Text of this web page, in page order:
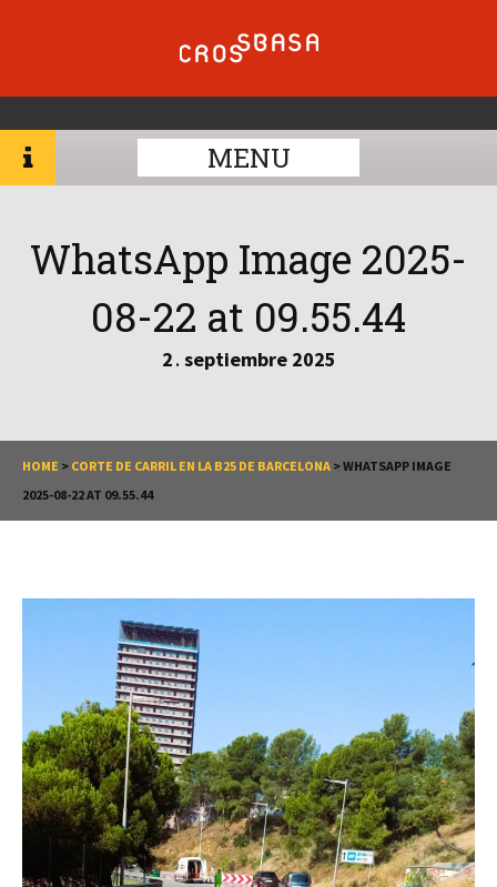
MENU
WhatsApp Image 2025-
08-22 at 09.55.44
2 . septiembre 2025
HOME > CORTE DE CARRIL EN LA B25 DE BARCELONA >WHATSAPP IMAGE
2025-08-22 AT 09.55.44